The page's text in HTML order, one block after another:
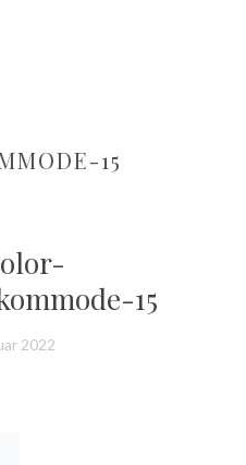
15
15
2022